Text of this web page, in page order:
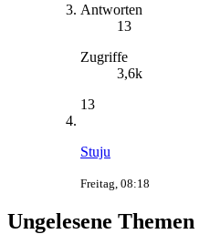
Antworten
13
Zugriffe
3,6k
13
Stuju
Freitag, 08:18
Ungelesene Themen